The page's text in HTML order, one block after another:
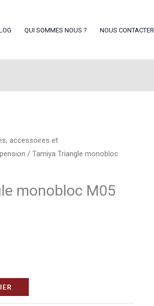
QUI SOMMES NOUS ? NOUS CONTACTER
accessoires et
/ Tamiya Triangle monobloc
monobloc M05